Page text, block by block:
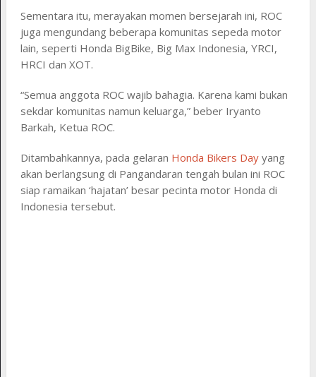
Sementara itu, merayakan momen bersejarah ini, ROC
juga mengundang beberapa komunitas sepeda motor
lain, seperti Honda BigBike, Big Max Indonesia, YRCI,
HRCI dan XOT.
“Semua anggota ROC wajib bahagia. Karena kami bukan
sekdar komunitas namun keluarga,” beber Iryanto
Barkah, Ketua ROC.
Ditambahkannya, pada gelaran Honda Bikers Dayyang
akan berlangsung di Pangandaran tengah bulan ini ROC
siap ramaikan ‘hajatan’ besar pecinta motor Honda di
Indonesia tersebut.